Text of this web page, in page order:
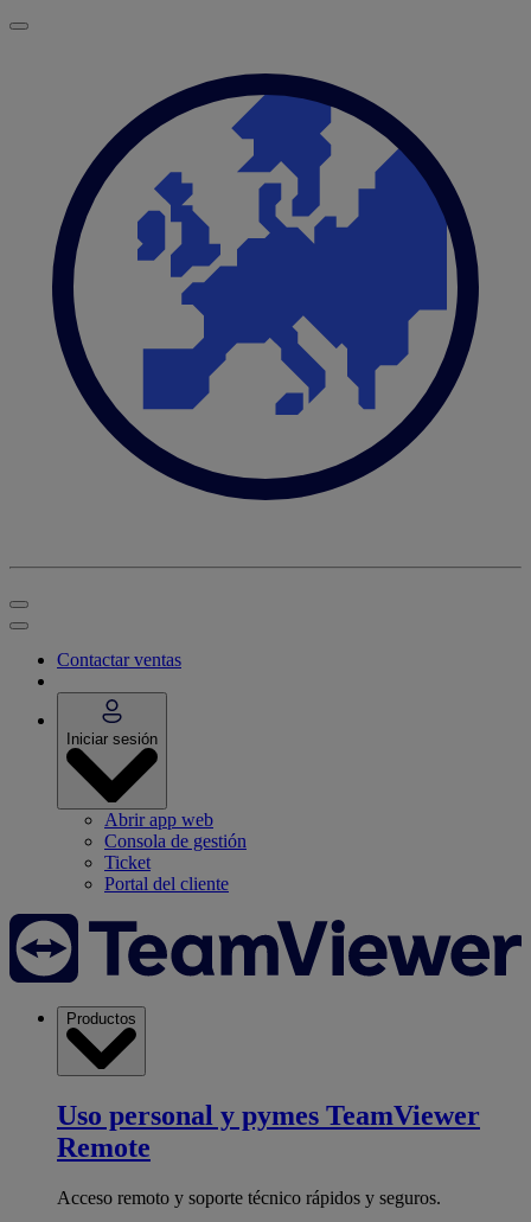
Contactar ventas
Iniciar sesión
Abrir app web
Consola de gestión
Ticket
Portal del cliente
Productos
Uso personal y pymes TeamViewer
Remote
Acceso remoto y soporte técnico rápidos y seguros.